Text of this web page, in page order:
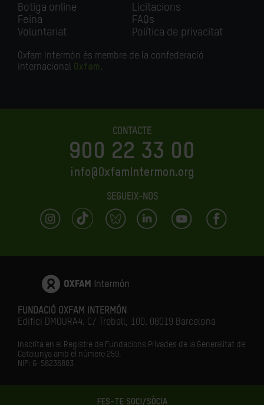
FES-TE SOCI/SÒCIA
Botiga online
Feina
Voluntariat
Licitacions
FAQs
Política de privacitat
Oxfam Intermón és membre de la confederació
internacional Oxfam.
CONTACTE
900 22 33 00
info@OxfamIntermon.org
SEGUEIX-NOS
FUNDACIÓ OXFAM INTERMÓN
Edifici DMOURA4. C/ Treball, 100. 08019 Barcelona
Inscrita en el Registre de Fundacions Privades de la Generalitat de
Catalunya amb el número 259.
NIF: G-58236803